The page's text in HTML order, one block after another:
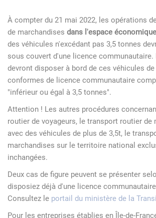
À compter du 21 mai 2022, les opérations
de marchandises dans l'espace
des véhicules n'excédant pas 3,5 tonnes
sous couvert d'une licence communautaire.
devront disposer à bord de ces véhicules
conformes de licence communautaire
"inférieur ou égal à 3,5 tonnes".
Attention ! Les autres procédures
routier de voyageurs, le transport routier de
avec des véhicules de plus de 3,5t, le
marchandises sur le territoire national
inchangées.
Deux cas de figure peuvent se présenter
disposiez déjà d'une licence
Consultez le portail du ministère de la
Pour les entreprises établies en Île-de-